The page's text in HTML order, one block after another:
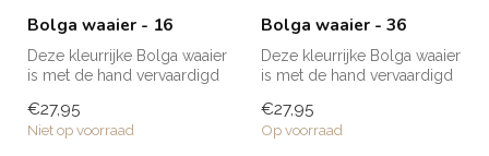
Bolga waaier - 16
Deze kleurrijke Bolga waaier
is met de hand vervaardigd
€27,95
Niet op voorraad
Bolga waaier - 36
Deze kleurrijke Bolga waaier
is met de hand vervaardigd
€27,95
Op voorraad